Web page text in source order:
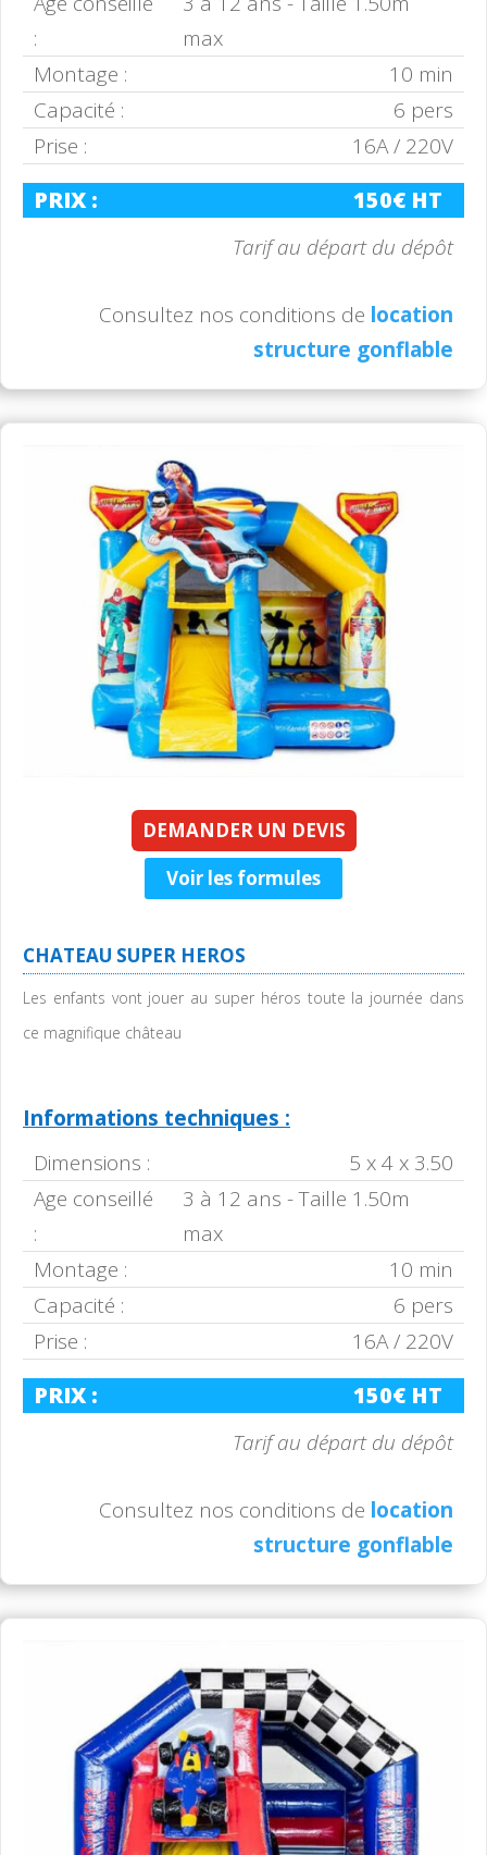
:
max
Montage :
10 min
Capacité :
6 pers
Prise :
16A / 220V
PRIX : 150€ HT
Tarif au départ du dépôt
Consultez nos conditions de location
structure gonflable
DEMANDER UN DEVIS
Voir les formules
CHATEAU SUPER HEROS
Les enfants vont jouer au super héros toute la journée dans
ce magnifique château
Informations techniques :
Dimensions :
5 x 4 x 3.50
Age conseillé
:
3 à 12 ans - Taille 1.50m
max
Montage :
10 min
Capacité :
6 pers
Prise :
16A / 220V
PRIX : 150€ HT
Tarif au départ du dépôt
Consultez nos conditions de location
structure gonflable